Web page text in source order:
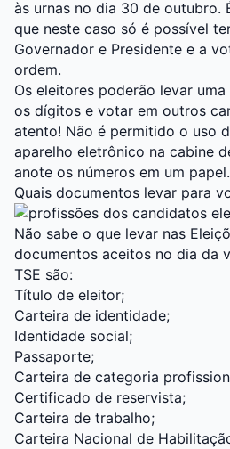
às urnas no dia 30 de outubro.
que neste caso só é possível
Governador e Presidente e a
ordem.
Os eleitores poderão levar
os dígitos e votar em outros
atento! Não é permitido o uso
aparelho eletrônico na cabine
anote os números em um papel.
Quais documentos levar para
Não sabe o que levar nas
documentos aceitos no dia da
TSE são:
Título de eleitor;
Carteira de identidade;
Identidade social;
Passaporte;
Carteira de categoria
Certificado de reservista;
Carteira de trabalho;
Carteira Nacional de